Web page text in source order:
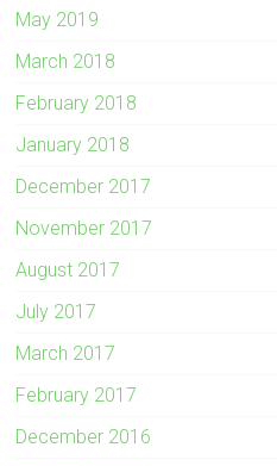
May 2019
March 2018
February 2018
January 2018
December 2017
November 2017
August 2017
July 2017
March 2017
February 2017
December 2016